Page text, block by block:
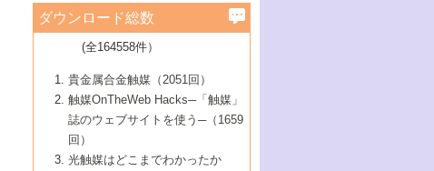
立大学）
ールホテル豊橋）
B号 第111回触媒討論会（2013年・関西大
6号 新しい固体酸触媒技術
7号 ゼオライト合成における最近の進歩
5号 触媒を有効に使うための技術
7号 有機分子触媒による精密有機合成
8号 高機能化ポリオレフィンに向けた重合
触媒の最近の進展
蔵技術の進歩
5号 CO2が関わる触媒・材料
7号 持続可能社会実現のための触媒および
触媒関連技術
4号 錯体を利用したユニークな表面構造の
構築と機能
5号 若手会員による触媒研究の未来展望1：
企業編
6号 第102回触媒討論会
7号 触媒・化学反応における計算化学の進
3号 実用的ファインケミカル合成プロセス
を実現する触媒
5号 こんな物質，あんな物質―新たな触媒
の可能性―
7号 『結晶の化学』を活かした触媒研究
2号 第97回触媒討論会
3号 リビング重合触媒の最近の展開
5号 水素製造・貯蔵のための触媒技術の新
しい展開
6号 第98回触媒討論会
7号 基礎化学品製造の触媒技術
1号 最近の触媒担体とその効果
2号 第95回触媒討論会
4号 水分解用光触媒材料
5号 時間分解分光の進歩と応用
6号 第96回触媒討論会
▼46巻（2004年）
1号 部分酸化反応触媒の最前線
2号 第93回触媒討論会
3号 特殊エネルギー場の触媒反応
4号 生体内における金属の触媒作用
5号 ファインケミカルズの展開に寄与する
▼45巻（2003年）
1号 なぜこの触媒が良いのか？
2号 第91回触媒討論会
3号 最近の自動車排ガス処理技術
4号 触媒研究の現状と将来─第90回触媒討論
▼44巻（2002年）
1号 高次制御された触媒の化学
2号 第89回触媒討論会
3号 触媒を利用した電気化学の新展開
▼43巻（2001年）
1号 グリーンケミストリーと触媒
2号 第87回触媒討論会特集号
▼42巻（2000年）
1号 触媒反応工学の明日を拓く
▼41巻（1999年）
ダウンロード総数
(全164558件）
貴金属合金触媒（2051回）
触媒OnTheWeb Hacks─「触媒」
誌のウェブサイトを使う─（1659
回）
光触媒はどこまでわかったか